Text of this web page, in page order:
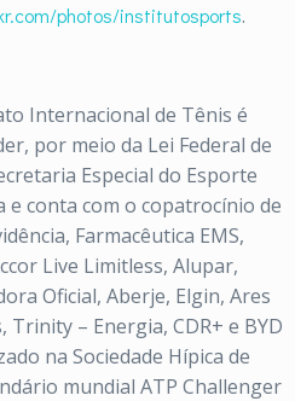
photos/institutosports.
Internacional de Tênis é
por meio da Lei Federal de
Especial do Esporte
e conta com o copatrocínio de
Farmacêutica EMS,
Live Limitless, Alupar,
Oficial, Aberje, Elgin, Ares
Trinity – Energia, CDR+ e BYD
na Sociedade Hípica de
mundial ATP Challenger